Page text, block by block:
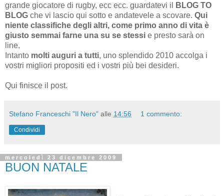
grande giocatore di rugby, ecc ecc. guardatevi il
BLOG TO
BLOG che vi lascio qui sotto e andatevele a scovare. Qui
niente classifiche degli altri, come primo anno di vita è
giusto semmai farne una su se stessi e presto sarà on
line.
Intanto molti auguri a tutti, uno splendido 2010 accolga i
vostri migliori propositi ed i vostri più bei desideri.
Qui finisce il post.
Stefano Franceschi "Il Nero" alle 14:56 1 commento:
Condividi
mercoledì 23 dicembre 2009
BUON NATALE